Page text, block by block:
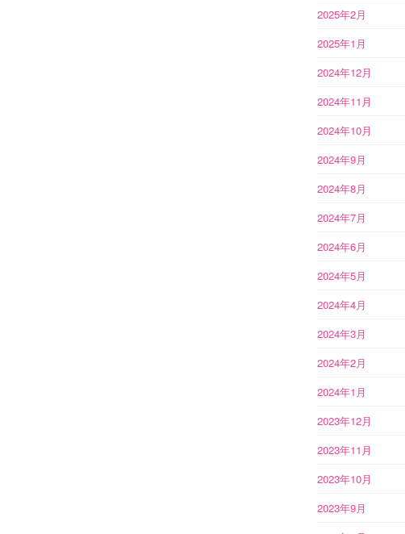
2025年2月
2025年1月
2024年12月
2024年11月
2024年10月
2024年9月
2024年8月
2024年7月
2024年6月
2024年5月
2024年4月
2024年3月
2024年2月
2024年1月
2023年12月
2023年11月
2023年10月
2023年9月